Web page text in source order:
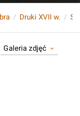
Druki XVII w.
Galeria zdjęć